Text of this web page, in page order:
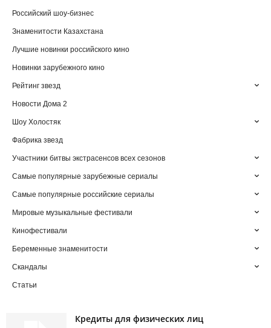
Российский шоу-бизнес
Знаменитости Казахстана
Лучшие новинки российского кино
Новинки зарубежного кино
Рейтинг звезд
Новости Дома 2
Шоу Холостяк
Фабрика звезд
Участники битвы экстрасенсов всех сезонов
Самые популярные зарубежные сериалы
Самые популярные российские сериалы
Мировые музыкальные фестивали
Кинофестивали
Беременные знаменитости
Скандалы
Статьи
Кредиты для физических лиц